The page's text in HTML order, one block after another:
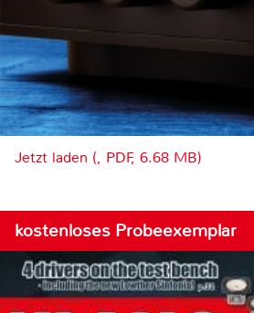
Jetzt laden (, PDF, 6.68 MB)
kostenloses Probeexemplar